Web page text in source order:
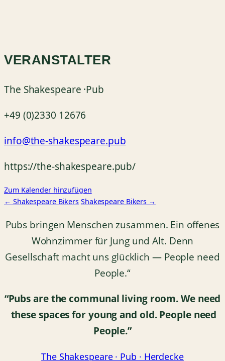
VERANSTALTER
The Shakespeare ·Pub
+49 (0)2330 12676
info@the-shakespeare.pub
https://the-shakespeare.pub/
Zum Kalender hinzufügen
← Shakespeare Bikers Shakespeare Bikers →
Pubs bringen Menschen zusammen. Ein offenes
Wohnzimmer für Jung und Alt. Denn
Gesellschaft macht uns glücklich — People need
People.“
“Pubs are the communal living room.We need
these spaces for young and old.People need
People.”
The Shakespeare · Pub · Herdecke